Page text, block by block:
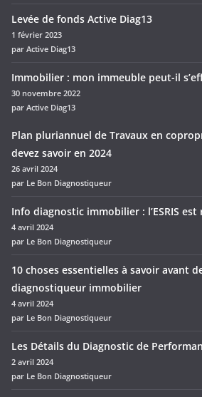
Levée de fonds Active Diag13
1 février 2023
par Active Diag13
Immobilier : mon immeuble peut-il
30 novembre 2022
par Active Diag13
Plan pluriannuel de Travaux en
devez savoir en 2024
26 avril 2024
par Le Bon Diagnostiqueur
Info diagnostic immobilier : l’ESRIS est
4 avril 2024
par Le Bon Diagnostiqueur
10 choses essentielles à savoir avant
diagnostiqueur immobilier
4 avril 2024
par Le Bon Diagnostiqueur
Les Détails du Diagnostic de
2 avril 2024
par Le Bon Diagnostiqueur